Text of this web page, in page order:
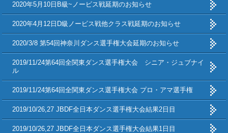
2020年5月10日B級~ノービス戦延期のお知らせ
2020年4月12日D級ノービス戦他クラス戦延期のお知らせ
2020/3/8 第54回神奈川ダンス選手権大会延期のお知らせ
2019/11/24第64回全関東ダンス選手権大会 シニア・ジュブナイ
ル
2019/11/24第64回全関東ダンス選手権大会 プロ・アマ選手権
2019/10/26,27 JBDF全日本ダンス選手権大会結果2日目
2019/10/26,27 JBDF全日本ダンス選手権大会結果1日目